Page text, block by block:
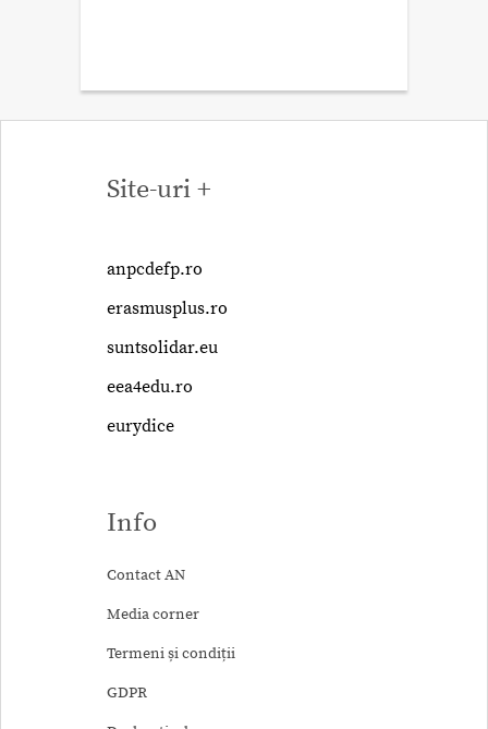
Site-uri +
anpcdefp.ro
erasmusplus.ro
suntsolidar.eu
eea4edu.ro
eurydice
Info
Contact AN
Media corner
Termeni și condiții
GDPR